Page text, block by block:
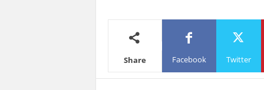
Share Facebook Twitter